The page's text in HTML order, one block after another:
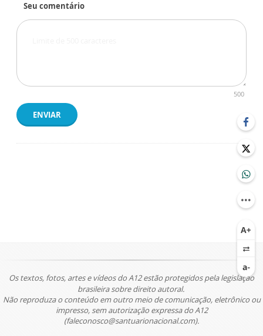
Seu comentário
500
ENVIAR
Os textos, fotos, artes e vídeos do A12 estão protegidos pela legislação
brasileira sobre direito autoral.
Não reproduza o conteúdo em outro meio de comunicação, eletrônico ou
impresso, sem autorização expressa do A12
(faleconosco@santuarionacional.com).